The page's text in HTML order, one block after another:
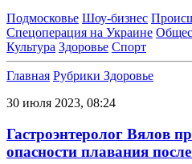
Подмосковье Шоу-бизнес
Спецоперация на Украине
Культура Здоровье Спорт
Главная Рубрики Здоровье
30 июля 2023, 08:24
Гастроэнтеролог Вялов
опасности плавания